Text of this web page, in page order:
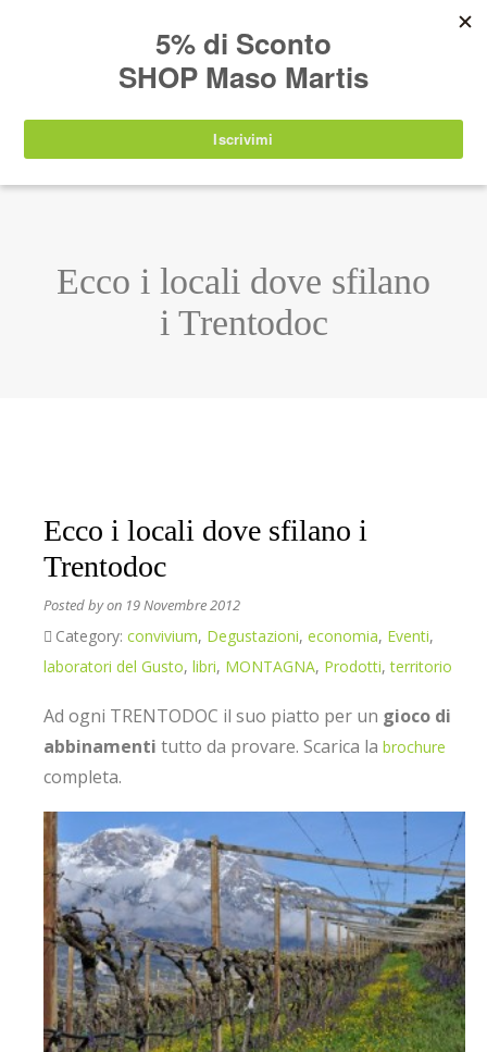
IT EN DE SHOP
Ecco i locali dove sfilano
i Trentodoc
Ecco i locali dove sfilano i
Trentodoc
Posted byon 19 Novembre 2012
Category: convivium, Degustazioni, economia, Eventi,
laboratori del Gusto, libri, MONTAGNA, Prodotti,territorio
Ad ogni TRENTODOC il suo piatto per un gioco di
abbinamenti tutto da provare. Scarica la brochure
completa.
nuovamente disponibili a partire da
agosto 2026.